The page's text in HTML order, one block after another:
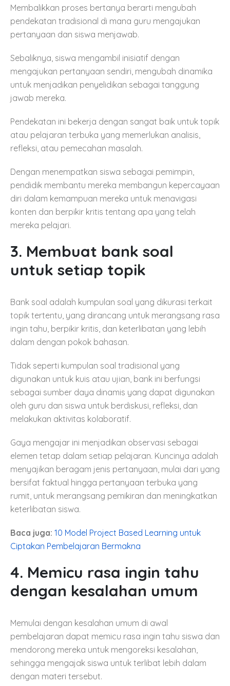
Membalikkan proses bertanya berarti mengubah
pendekatan tradisional di mana guru mengajukan
pertanyaan dan siswa menjawab.
Sebaliknya, siswa mengambil inisiatif dengan
mengajukan pertanyaan sendiri, mengubah dinamika
untuk menjadikan penyelidikan sebagai tanggung
jawab mereka.
Pendekatan ini bekerja dengan sangat baik untuk topik
atau pelajaran terbuka yang memerlukan analisis,
refleksi, atau pemecahan masalah.
Dengan menempatkan siswa sebagai pemimpin,
pendidik membantu mereka membangun kepercayaan
diri dalam kemampuan mereka untuk menavigasi
konten dan berpikir kritis tentang apa yang telah
mereka pelajari.
3. Membuat bank soal
untuk setiap topik
Bank soal adalah kumpulan soal yang dikurasi terkait
topik tertentu, yang dirancang untuk merangsang rasa
ingin tahu, berpikir kritis, dan keterlibatan yang lebih
dalam dengan pokok bahasan.
Tidak seperti kumpulan soal tradisional yang
digunakan untuk kuis atau ujian, bank ini berfungsi
sebagai sumber daya dinamis yang dapat digunakan
oleh guru dan siswa untuk berdiskusi, refleksi, dan
melakukan aktivitas kolaboratif.
Gaya mengajar ini menjadikan observasi sebagai
elemen tetap dalam setiap pelajaran. Kuncinya adalah
menyajikan beragam jenis pertanyaan, mulai dari yang
bersifat faktual hingga pertanyaan terbuka yang
rumit, untuk merangsang pemikiran dan meningkatkan
keterlibatan siswa.
Baca juga: 10 Model Project Based Learning untuk
Ciptakan Pembelajaran Bermakna
4. Memicu rasa ingin tahu
dengan kesalahan umum
Memulai dengan kesalahan umum di awal
pembelajaran dapat memicu rasa ingin tahu siswa dan
mendorong mereka untuk mengoreksi kesalahan,
sehingga mengajak siswa untuk terlibat lebih dalam
dengan materi tersebut.